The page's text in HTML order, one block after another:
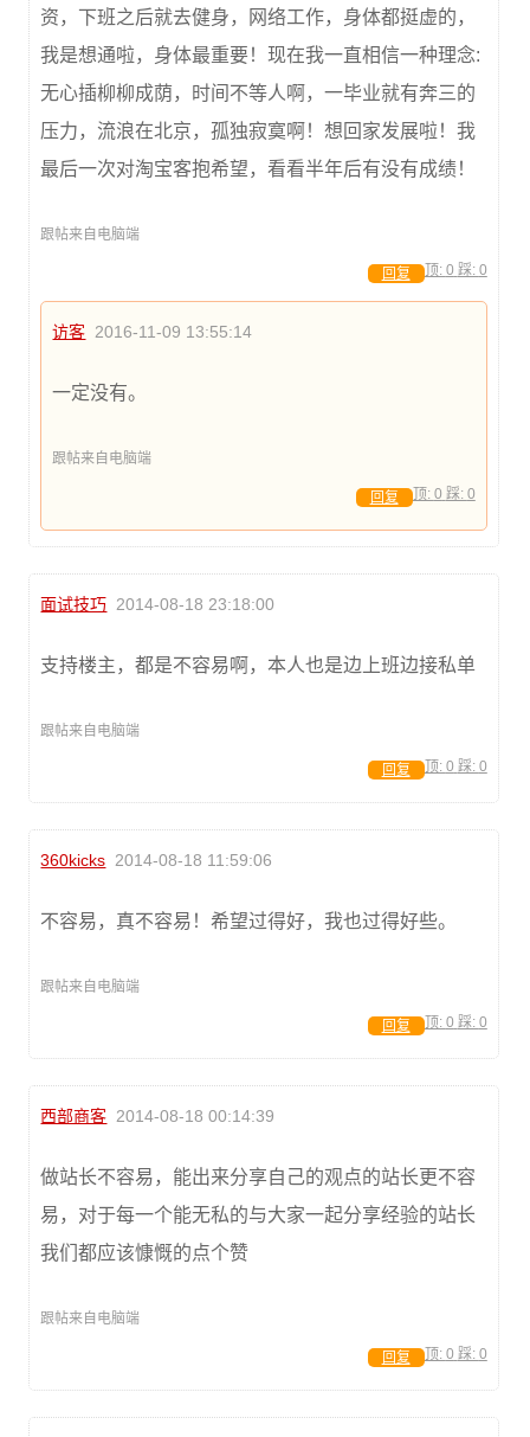
资，下班之后就去健身，网络工作，身体都挺虚的，
我是想通啦，身体最重要！现在我一直相信一种理念:
无心插柳柳成荫，时间不等人啊，一毕业就有奔三的
压力，流浪在北京，孤独寂寞啊！想回家发展啦！我
最后一次对淘宝客抱希望，看看半年后有没有成绩！
跟帖来自电脑端
顶: 0 踩: 0
回复
访客 2016-11-09 13:55:14
一定没有。
跟帖来自电脑端
顶: 0 踩: 0
回复
面试技巧 2014-08-18 23:18:00
支持楼主，都是不容易啊，本人也是边上班边接私单
跟帖来自电脑端
顶: 0 踩: 0
回复
360kicks 2014-08-18 11:59:06
不容易，真不容易！希望过得好，我也过得好些。
跟帖来自电脑端
顶: 0 踩: 0
回复
西部商客 2014-08-18 00:14:39
做站长不容易，能出来分享自己的观点的站长更不容
易，对于每一个能无私的与大家一起分享经验的站长
我们都应该慷慨的点个赞
跟帖来自电脑端
顶: 0 踩: 0
回复